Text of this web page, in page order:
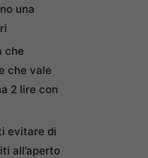
una
che
che vale
2 lire con
evitare di
all’aperto